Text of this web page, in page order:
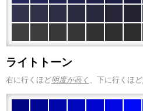
ライトトーン
右に行くほど明度が高く 、下に行くほど